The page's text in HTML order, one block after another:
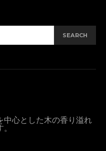
SEARCH
中心とした木の香り溢れ